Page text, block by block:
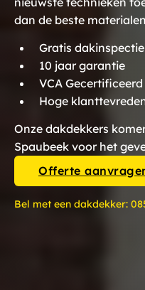
dan de beste
Gratis
10 jaar garantie
VCA Gecertificeerd
Hoge
Onze dakdekkers
Spaubeek voor het
Offerte
Bel met een dakdekker: